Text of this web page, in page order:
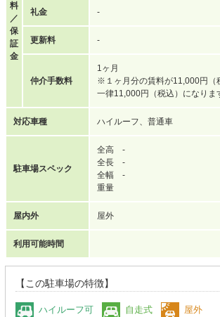
料
／
保
証
金
礼金 -
更新料 -
仲介手数料
1ヶ月
※１ヶ月分の賃料が11,000円（
一律11,000円（税込）になりま
対応車種 ハイルーフ、普通車
駐車場スペック
全高 -
全長 -
全幅 -
重量
屋内外 屋外
利用可能時間
【この駐車場の特徴】
ハイルーフ可 自走式 屋外